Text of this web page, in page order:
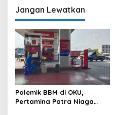
Jangan Lewatkan
Polemik BBM di OKU,
Pertamina Patra Niaga